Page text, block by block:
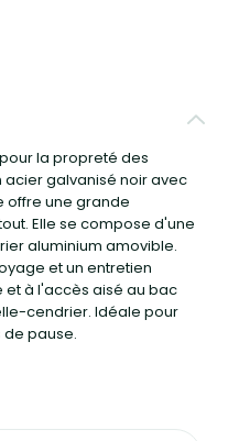
la propreté des
acier galvanisé noir avec
offre une grande
Elle se compose d'une
aluminium amovible.
et un entretien
et à l'accès aisé au bac
cendrier. Idéale pour
de pause.